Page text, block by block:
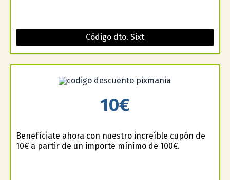
Código dto. Sixt
10€
Benefíciate ahora con nuestro increíble cupón de
10€ a partir de un importe mínimo de 100€.